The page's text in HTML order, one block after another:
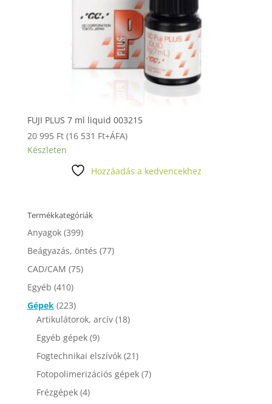
FUJI PLUS 7 ml liquid 003215
20 995 Ft (16 531 Ft+ÁFA)
Készleten
Hozzáadás a kedvencekhez
Termékkategóriák
Anyagok (399)
Beágyazás, öntés (77)
CAD/CAM (75)
Egyéb (410)
Gépek (223)
Artikulátorok, arcív (18)
Egyéb gépek (9)
Fogtechnikai elszívók (21)
Fotopolimerizációs gépek (7)
Frézgépek (4)